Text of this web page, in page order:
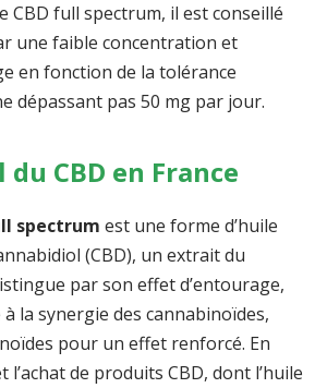
CBD full spectrum, il est conseillé
une faible concentration et
en fonction de la tolérance
dépassant pas 50 mg par jour.
du CBD en France
spectrum est une forme d’huile
(CBD), un extrait du
par son effet d’entourage,
la synergie des cannabinoïdes,
pour un effet renforcé. En
l’achat de produits CBD, dont l’huile